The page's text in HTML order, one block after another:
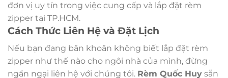
đơn vị uy tín trong việc cung cấp và lắp đặt rèm
zipper tại TP.HCM.
Cách Thức Liên Hệ và Đặt Lịch
Nếu bạn đang băn khoăn không biết lắp đặt rèm
zipper như thế nào cho ngôi nhà của mình, đừng
ngần ngại liên hệ với chúng tôi. Rèm Quốc Huy sẵn